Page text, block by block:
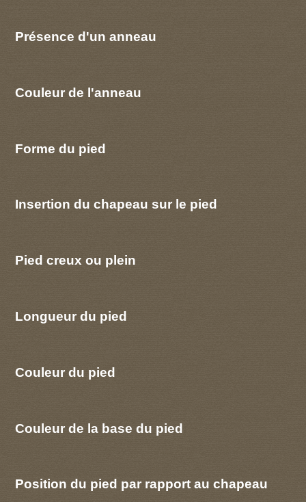
Présence d'un anneau
Couleur de l'anneau
Forme du pied
Insertion du chapeau sur le pied
Pied creux ou plein
Longueur du pied
Couleur du pied
Couleur de la base du pied
Position du pied par rapport au chapeau